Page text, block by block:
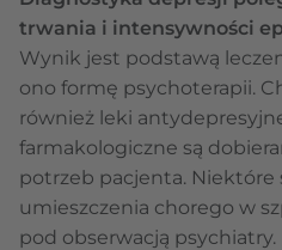
trwania i intensywności
Wynik jest podstawą
ono formę psychoterapii.
również leki
farmakologiczne są
potrzeb pacjenta. Niektóre
umieszczenia chorego w
pod obserwacją psychiatry.